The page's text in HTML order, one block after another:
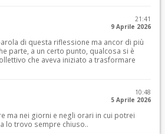
21:41
9 Aprile 2026
di questa riflessione ma ancor di più
parte, a un certo punto, qualcosa si è
che aveva iniziato a trasformare
10:48
5 Aprile 2026
ma nei giorni e negli orari in cui potrei
lo trovo sempre chiuso..